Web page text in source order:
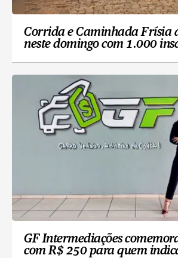
Corrida e Caminhada Frísia
neste domingo com 1.000
GF Intermediações
com R$ 250 para quem